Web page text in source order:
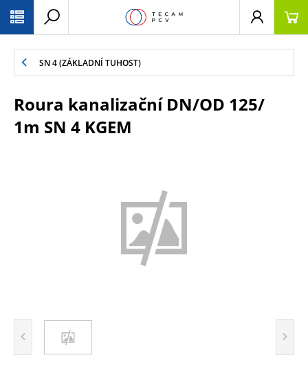
SN 4 (ZÁKLADNÍ TUHOST)
Roura kanalizační DN/OD 125/
1m SN 4 KGEM